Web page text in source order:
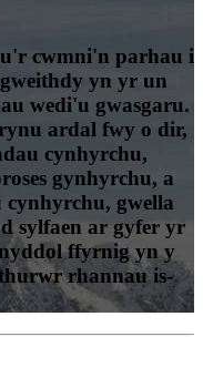
cwmni'n parhau i
yn yr un
wedi'u gwasgaru.
ardal fwy o dir,
cynhyrchu,
gynhyrchu, a
gwella
sylfaen ar gyfer yr
ffyrnig yn y
rhannau is-